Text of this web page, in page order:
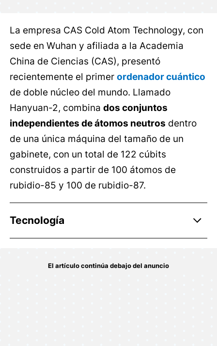
La empresa CAS Cold Atom Technology, con
sede en Wuhan y afiliada a la Academia
China de Ciencias (CAS), presentó
recientemente el primer ordenador cuántico
de doble núcleo del mundo. Llamado
Hanyuan-2, combina dos conjuntos
independientes de átomos neutros dentro
de una única máquina del tamaño de un
gabinete, con un total de 122 cúbits
construidos a partir de 100 átomos de
rubidio-85 y 100 de rubidio-87.
Tecnología